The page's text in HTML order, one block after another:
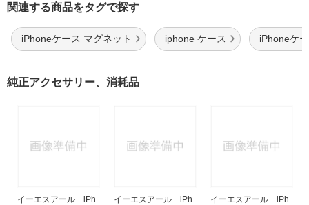
関連する商品をタグで探す
iPhoneケース マグネット iphone ケース iPhoneケ
純正アクセサリー、消耗品
イーエスアール iPh
イーエスアール iPh
イーエスアール iPh